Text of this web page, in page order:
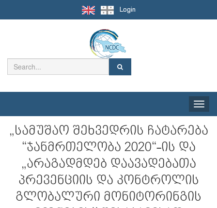
Login
Toggle
„სამუშაო შეხვედრის ჩატარება
“ჯანმრთელობა 2020“-ის და
„არაგადმდებ დაავადებათა
პრევენციის და კონტროლის
გლობალური მონიტორინგის